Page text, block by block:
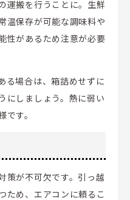
運搬を行うことに。生鮮
温保存が可能な調味料や
性があるため注意が必要
る場合は、箱詰めせずに
にしましょう。熱に弱い
す。
策が不可欠です。引っ越
ため、エアコンに頼るこ